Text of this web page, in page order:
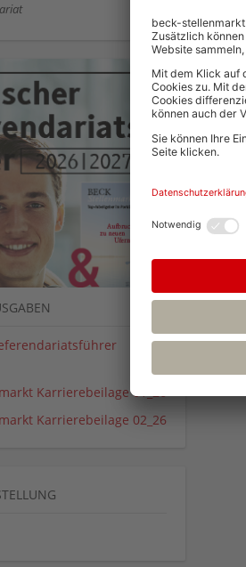
Karrierebeilage 01_26
Karrierebeilage 02_26